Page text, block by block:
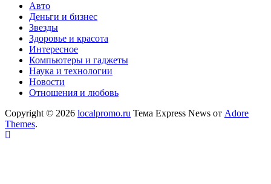
Авто
Деньги и бизнес
Звезды
Здоровье и красота
Интересное
Компьютеры и гаджеты
Наука и технологии
Новости
Отношения и любовь
Copyright © 2026 localpromo.ru Тема Express News от Adore
Themes.